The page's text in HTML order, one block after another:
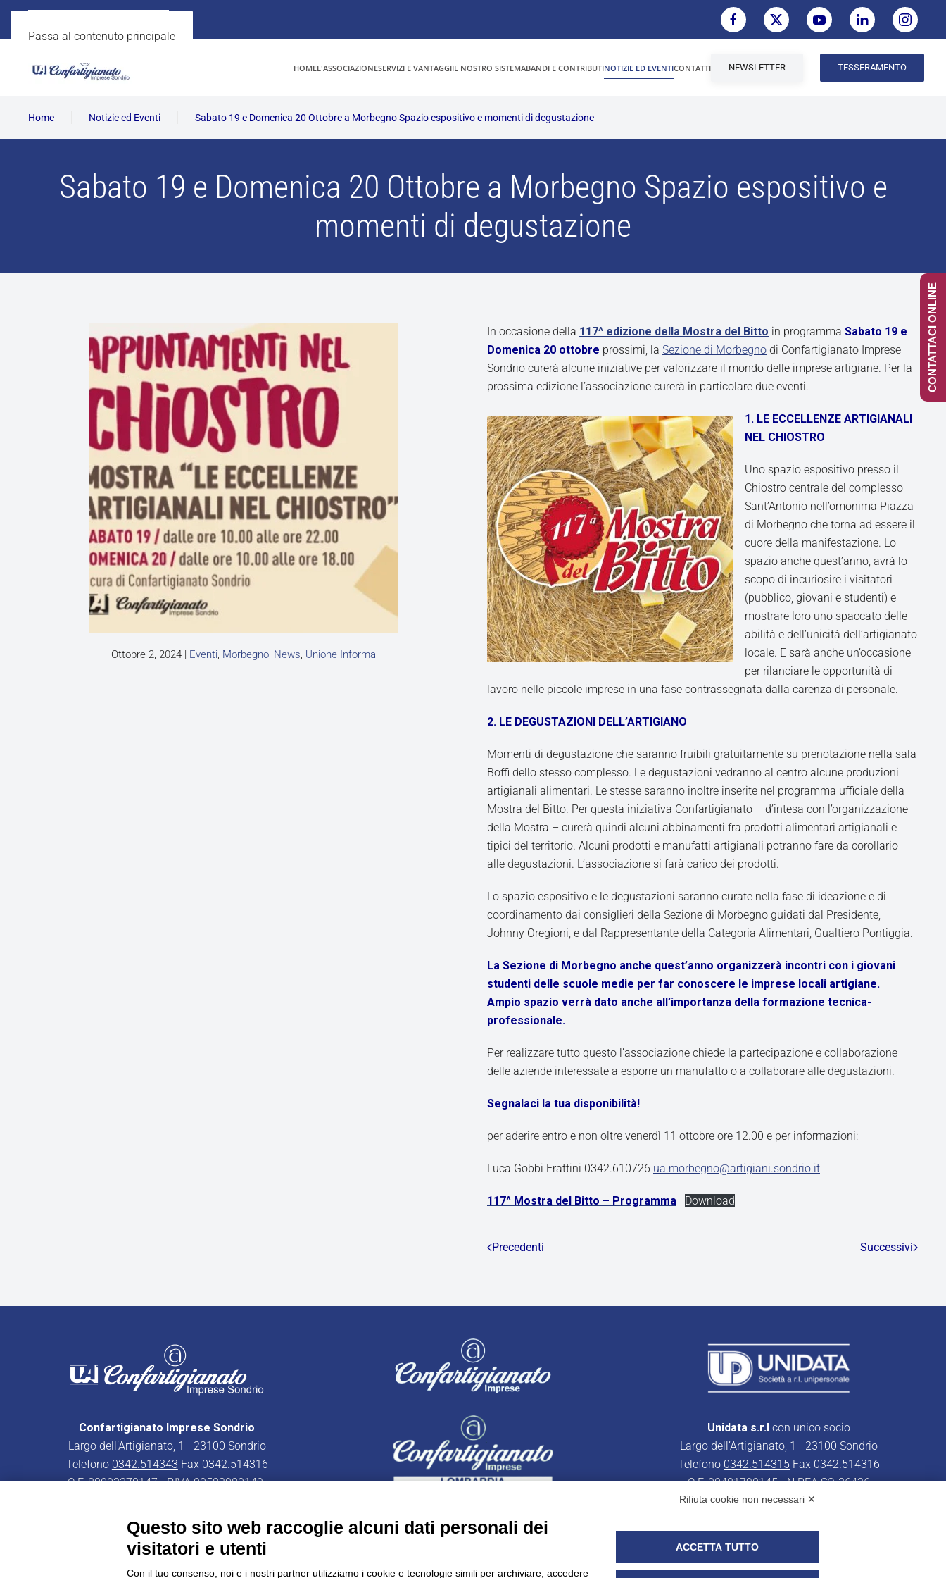
Passa al contenuto principale
HOMEL'ASSOCIAZIONESERVIZI E VANTAGGIIL NOSTRO SISTEMABANDI E CONTRIBUTINOTIZIE ED EVENTICONTATTI NEWSLETTER TESSERAMENTO
Home Notizie ed Eventi Sabato 19 e Domenica 20 Ottobre a Morbegno Spazio espositivo e momenti di degustazione
Sabato 19 e Domenica 20 Ottobre a Morbegno Spazio espositivo e
momenti di degustazione
Ottobre 2, 2024 | Eventi, Morbegno, News, Unione Informa
In occasione della 117^ edizione della Mostra del Bitto in programma Sabato 19 e
Domenica 20 ottobre prossimi, la Sezione di Morbegno di Confartigianato Imprese
Sondrio curerà alcune iniziative per valorizzare il mondo delle imprese artigiane. Per la
prossima edizione l’associazione curerà in particolare due eventi.
1. LE ECCELLENZE ARTIGIANALI
NEL CHIOSTRO
Uno spazio espositivo presso il
Chiostro centrale del complesso
Sant’Antonio nell’omonima Piazza
di Morbegno che torna ad essere il
cuore della manifestazione. Lo
spazio anche quest’anno, avrà lo
scopo di incuriosire i visitatori
(pubblico, giovani e studenti) e
mostrare loro uno spaccato delle
abilità e dell’unicità dell’artigianato
locale. E sarà anche un’occasione
per rilanciare le opportunità di
lavoro nelle piccole imprese in una fase contrassegnata dalla carenza di personale.
2. LE DEGUSTAZIONI DELL’ARTIGIANO
Momenti di degustazione che saranno fruibili gratuitamente su prenotazione nella sala
Boffi dello stesso complesso. Le degustazioni vedranno al centro alcune produzioni
artigianali alimentari. Le stesse saranno inoltre inserite nel programma ufficiale della
Mostra del Bitto. Per questa iniziativa Confartigianato – d’intesa con l’organizzazione
della Mostra – curerà quindi alcuni abbinamenti fra prodotti alimentari artigianali e
tipici del territorio. Alcuni prodotti e manufatti artigianali potranno fare da corollario
alle degustazioni. L’associazione si farà carico dei prodotti.
Lo spazio espositivo e le degustazioni saranno curate nella fase di ideazione e di
coordinamento dai consiglieri della Sezione di Morbegno guidati dal Presidente,
Johnny Oregioni, e dal Rappresentante della Categoria Alimentari, Gualtiero Pontiggia.
La Sezione di Morbegno anche quest’anno organizzerà incontri con i giovani
studenti delle scuole medie per far conoscere le imprese locali artigiane.
Ampio spazio verrà dato anche all’importanza della formazione tecnica-
professionale.
Per realizzare tutto questo l’associazione chiede la partecipazione e collaborazione
delle aziende interessate a esporre un manufatto o a collaborare alle degustazioni.
Segnalaci la tua disponibilità!
per aderire entro e non oltre venerdì 11 ottobre ore 12.00 e per informazioni:
Luca Gobbi Frattini 0342.610726 ua.morbegno@artigiani.sondrio.it
117^ Mostra del Bitto – Programma Download
Precedenti Successivi
Confartigianato Imprese Sondrio
Largo dell’Artigianato, 1 - 23100 Sondrio
Telefono 0342.514343 Fax 0342.514316
C.F. 80003370147 - P.IVA 00582080149
Unidata s.r.l con unico socio
Largo dell’Artigianato, 1 - 23100 Sondrio
Telefono 0342.514315 Fax 0342.514316
C.F. 00481790145 - N.REA SO-36426
PEC:unidata.sondrio@legalmail.it
CONTATTACI ONLINE
Rifiuta cookie non necessari ✕
Questo sito web raccoglie alcuni dati personali dei
visitatori e utenti
Con il tuo consenso, noi e i nostri partner utilizziamo i cookie e tecnologie simili per archiviare, accedere
ACCETTA TUTTO